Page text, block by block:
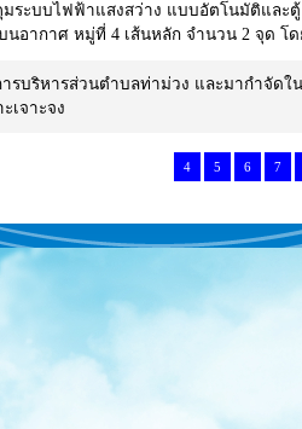
ระบบไฟฟ้าแสงสว่าง แบบอัตโนมัติและตู้
นอากาศ หมู่ที่ 4 เส้นหลัก จำนวน 2 จุด โด
รบริหารส่วนตำบลท่าม่วง และมากำจัด
เจาะจง
4 5 6 7